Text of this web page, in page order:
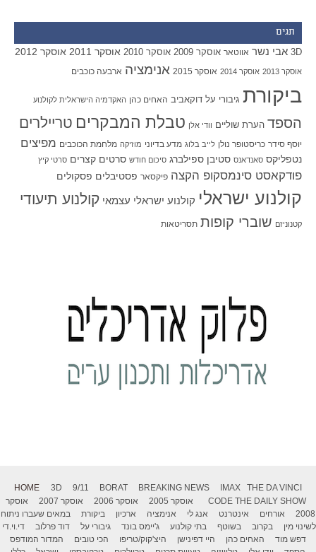
תגים
3D אבי נשר אווטאר אוסקר 2009 אוסקר 2010 אוסקר 2011 אוסקר 2012
אוסקר 2013 אוסקר 2014 אוסקר 2015 אנימציה ארבעה כוכבים
ביקורת גיבורי על דוקאביב האחים כהן האקדמיה הישראלית לקולנוע
הספד הערת שוליים וודי אלן טבלת המבקרים טריילרים
יוסף סידר כריסטופר נולן לייב בלוג מדע בדיוני מוזיקה מלחמת הכוכבים מפיצים
נטפליקס סאנדאנס סטיבן ספילברג סיכום חודש סרטים קצרים סרטי קיץ
פודקאסט סינמסקופ הקצה פיקסאר פסטיבלים פסקולים
קולנוע ישראלי קולנוע ישראלי עצמאי קולנוע תיעודי
קטנוניזם שוברי קופות תסריטאות
HOME 3D 9/11 BORAT BREAKING NEWS IMAX
THE DA VINCI
CODE THE DAILY SHOW אוסקר 2005 אוסקר 2006 אוסקר 2007
אוסקר
2008
אורחים אינטרנט אנג לי אנימציה ארכיון ביקורת
במאים שעברו ניתוח
לשינוי מין
בקרוב בשוטף בתי קולנוע ג'יימס בונד גיבורי על דוד פרלוב
די.וי.די
דפש מוד
האחים כהן היי דפינישן היצ'קוק/טריפו הכי טובים
המדור המודפס